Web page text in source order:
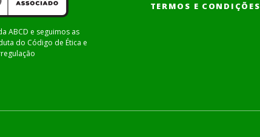
ABCD e seguimos as
do Código de Ética e
TERMOS E CONDIÇÕES